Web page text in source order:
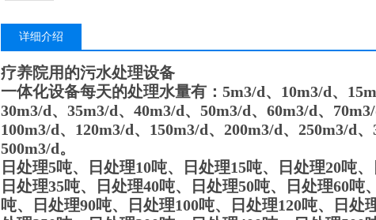
详细介绍
疗养院用的污水处理设备
一体化设备每天的处理水量有：5m3/d、10m3/d、
30m3/d、35m3/d、40m3/d、50m3/d、60m3/d、
100m3/d、120m3/d、150m3/d、200m3/d、250m3/d、
500m3/d。
日处理5吨、日处理10吨、日处理15吨、日处理20吨、
日处理35吨、日处理40吨、日处理50吨、日处理60吨
吨、日处理90吨、日处理100吨、日处理120吨、日处